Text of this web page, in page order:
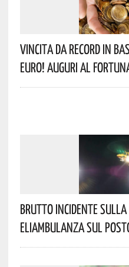
Vincita Da Record In
Euro! Auguri Al
Brutto Incidente Sulla
Eliambulanza Sul